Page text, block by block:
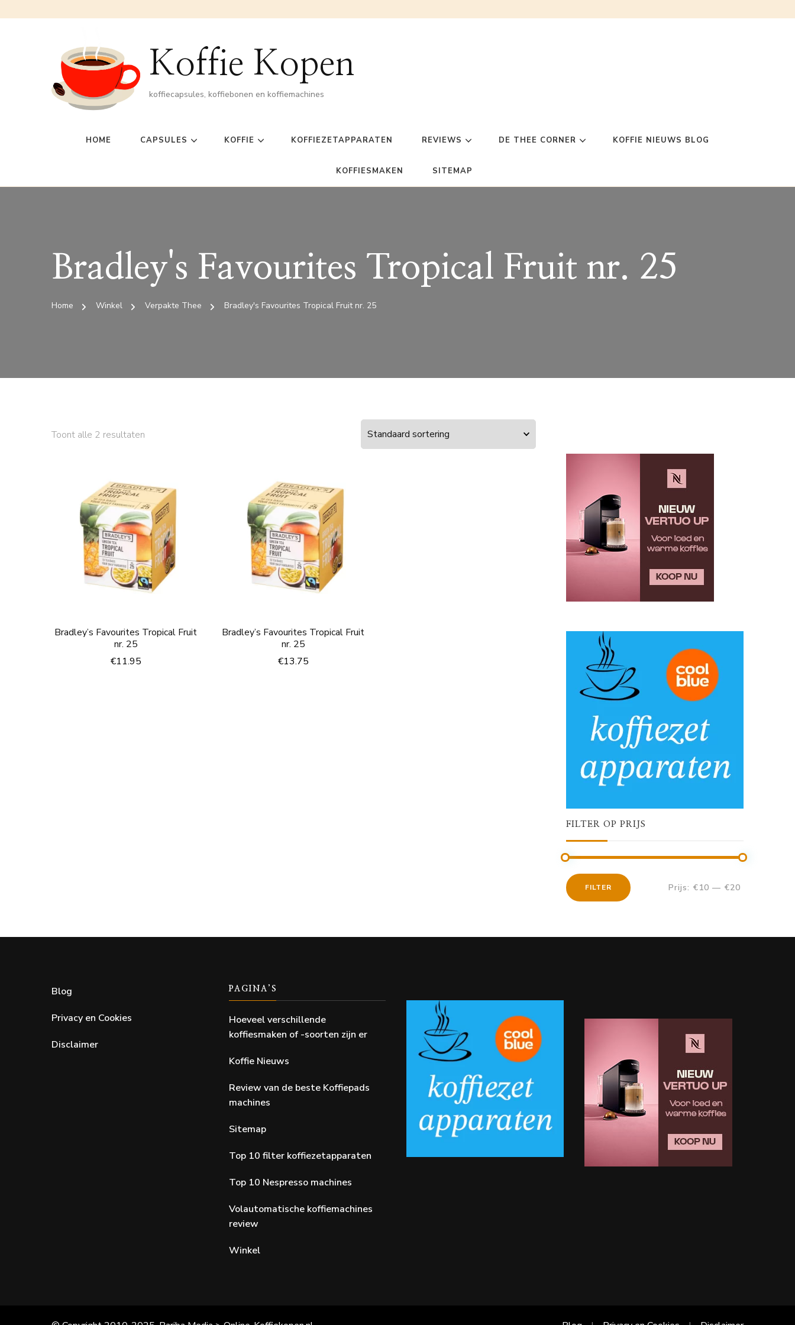
Koffie Kopen
koffiecapsules, koffiebonen en koffiemachines
HOME CAPSULES KOFFIE KOFFIEZETAPPARATEN REVIEWS DE THEE CORNER KOFFIE NIEUWS BLOG
KOFFIESMAKEN SITEMAP
Bradley's Favourites Tropical Fruit nr. 25
Home Winkel Verpakte Thee Bradley's Favourites Tropical Fruit nr. 25
Toont alle 2 resultaten
Bradley’s Favourites Tropical Fruit
nr. 25
€11.95
Bradley’s Favourites Tropical Fruit
nr. 25
€13.75
FILTER OP PRIJS
FILTER Prijs: €10 — €20
Blog
Privacy en Cookies
Disclaimer
PAGINA’S
Hoeveel verschillende
koffiesmaken of -soorten zijn er
Koffie Nieuws
Review van de beste Koffiepads
machines
Sitemap
Top 10 filter koffiezetapparaten
Top 10 Nespresso machines
Volautomatische koffiemachines
review
Winkel